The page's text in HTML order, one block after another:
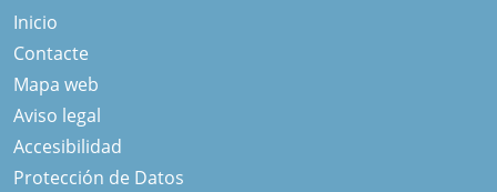
Inicio
Contacte
Mapa web
Aviso legal
Accesibilidad
Protección de Datos